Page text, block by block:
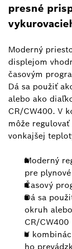
presné
Moderný
displejom
časovým
Dá sa použiť
alebo ako
CR/CW400. V
môže
vonkajšej
Moderný
pre
Časový
Dá sa
okruh
CR/CW400
V
ho